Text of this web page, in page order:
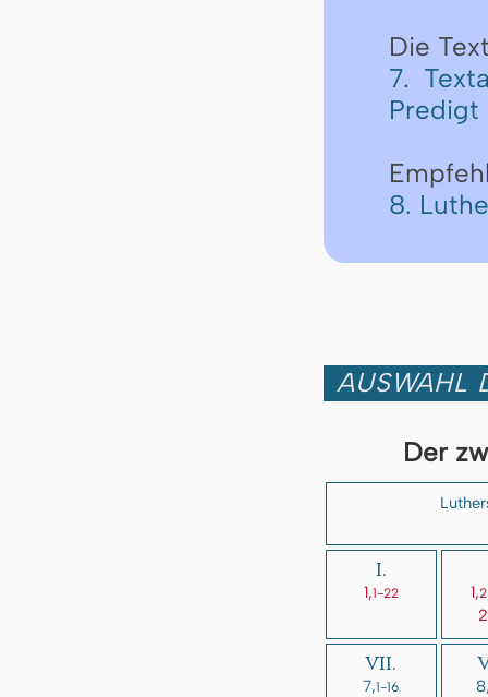
Die
7.
Predigt
8.
AUSWAHL
Der
I.
1,1-22 1,
VII.
7,1-16